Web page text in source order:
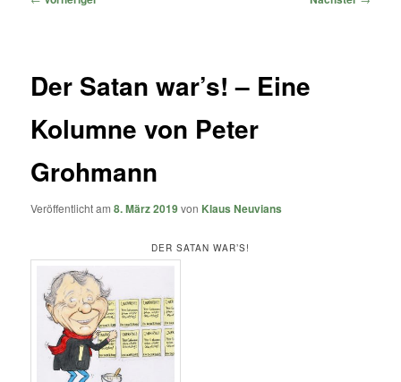
Der Satan war’s! – Eine
Kolumne von Peter
Grohmann
Veröffentlicht am8. März 2019von Klaus Neuvians
DER SATAN WAR’S!